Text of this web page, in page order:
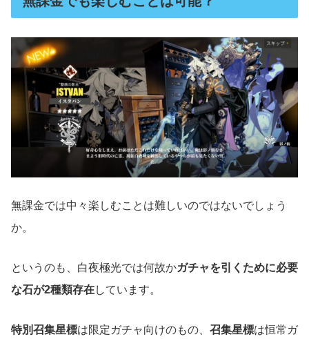
無課金では中々楽しむことは難しいのではないでしょう
か。
というのも、白夜極光では何故かガチャを引くために必要
な石が2種類存在しています。
特別召集星標は限定ガチャ向けのもの、 召集星標は恒常ガ